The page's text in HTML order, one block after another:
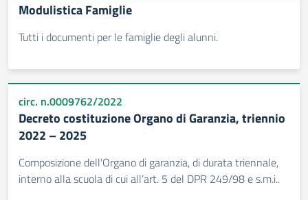
Modulistica Famiglie
Tutti i documenti per le famiglie degli alunni.
circ. n.0009762/2022
Decreto costituzione Organo di Garanzia, triennio
2022 – 2025
Composizione dell'Organo di garanzia, di durata triennale,
interno alla scuola di cui all’art. 5 del DPR 249/98 e s.m.i..